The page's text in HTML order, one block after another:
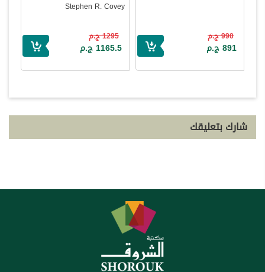
990 ج.م
891 ج.م
Stephen R. Covey
1295 ج.م
1165.5 ج.م
شارك بتعليقك